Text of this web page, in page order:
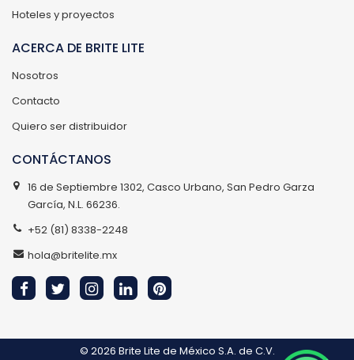
Hoteles y proyectos
ACERCA DE BRITE LITE
Nosotros
Contacto
Quiero ser distribuidor
CONTÁCTANOS
16 de Septiembre 1302, Casco Urbano, San Pedro Garza
García, N.L. 66236.
+52 (81) 8338-2248
hola@britelite.mx
© 2026 Brite Lite de México S.A. de C.V.